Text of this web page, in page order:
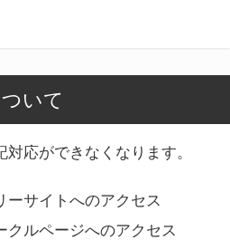
いて
応ができなくなります。
ーサイトへのアクセス
クルページへのアクセス